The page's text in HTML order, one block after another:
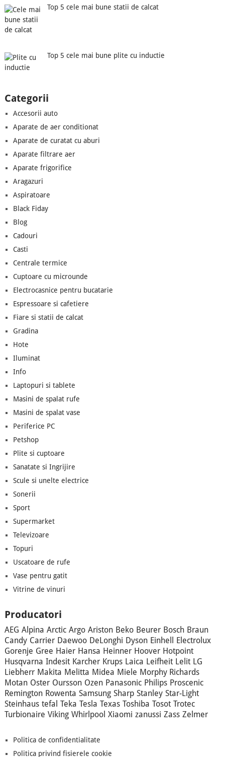
Top 5 cele mai bune statii de calcat
Top 5 cele mai bune plite cu inductie
Categorii
Accesorii auto
Aparate de aer conditionat
Aparate de curatat cu aburi
Aparate filtrare aer
Aparate frigorifice
Aragazuri
Aspiratoare
Black Fiday
Blog
Cadouri
Casti
Centrale termice
Cuptoare cu microunde
Electrocasnice pentru bucatarie
Espressoare si cafetiere
Fiare si statii de calcat
Gradina
Hote
Iluminat
Info
Laptopuri si tablete
Masini de spalat rufe
Masini de spalat vase
Periferice PC
Petshop
Plite si cuptoare
Sanatate si Ingrijire
Scule si unelte electrice
Sonerii
Sport
Supermarket
Televizoare
Topuri
Uscatoare de rufe
Vase pentru gatit
Vitrine de vinuri
Producatori
AEG Alpina Arctic Argo Ariston Beko Beurer Bosch Braun
Candy Carrier Daewoo DeLonghi Dyson Einhell
Electrolux
Gorenje Gree Haier Hansa Heinner Hoover Hotpoint
Husqvarna Indesit Karcher Krups Laica Leifheit Lelit LG
Liebherr Makita Melitta Midea Miele Morphy Richards
Motan Oster Oursson Ozen Panasonic Philips Proscenic
Remington Rowenta Samsung Sharp Stanley Star-Light
Steinhaus tefal Teka Tesla Texas Toshiba Tosot Trotec
Turbionaire Viking Whirlpool Xiaomi zanussi Zass Zelmer
Politica de confidentialitate
Politica privind fisierele cookie